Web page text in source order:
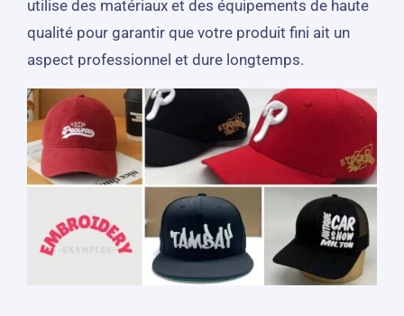
utilise des matériaux et des équipements de haute
qualité pour garantir que votre produit fini ait un
aspect professionnel et dure longtemps.